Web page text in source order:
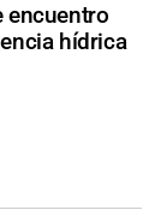
encuentro
hídrica